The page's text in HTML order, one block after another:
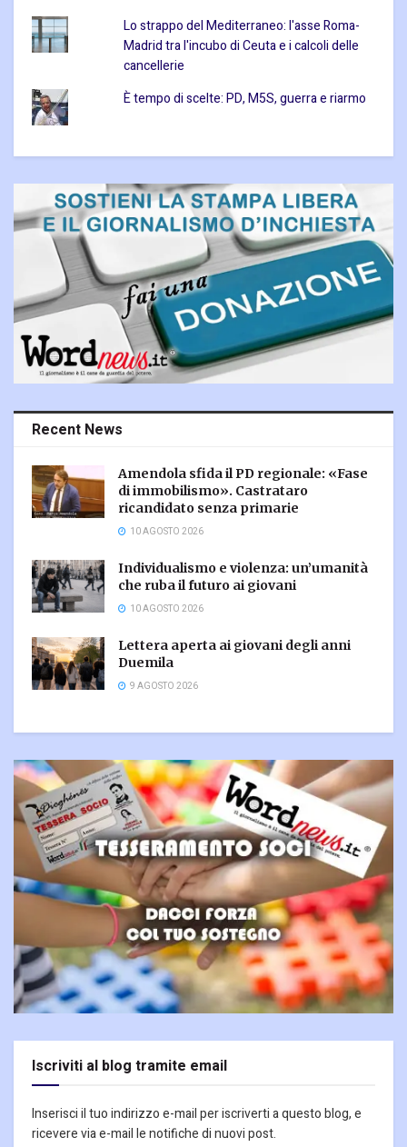
Lo strappo del Mediterraneo: l'asse Roma-
Madrid tra l'incubo di Ceuta e i calcoli delle
cancellerie
È tempo di scelte: PD, M5S, guerra e riarmo
Recent News
Amendola sfida il PD regionale: «Fase
di immobilismo». Castrataro
ricandidato senza primarie
10 AGOSTO 2026
Individualismo e violenza: un’umanità
che ruba il futuro ai giovani
10 AGOSTO 2026
Lettera aperta ai giovani degli anni
Duemila
9 AGOSTO 2026
Iscriviti al blog tramite email
Inserisci il tuo indirizzo e-mail per iscriverti a questo blog, e
ricevere via e-mail le notifiche di nuovi post.